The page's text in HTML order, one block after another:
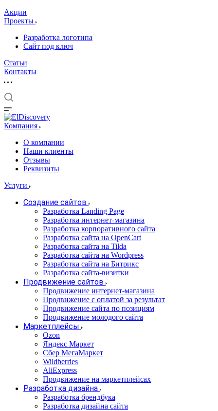
Акции
Проекты
Разработка логотипа
Сайт под ключ
Статьи
Контакты
Компания
О компании
Наши клиенты
Отзывы
Реквизиты
Услуги
Создание сайтов
Разработка Landing Page
Разработка интернет-магазина
Разработка корпоративного сайта
Разработка сайта на OpenCart
Разработка сайта на Tilda
Разработка сайта на Wordpress
Разработка сайта на Битрикс
Разработка сайта-визитки
Продвижение сайтов
Продвижение интернет-магазина
Продвижение с оплатой за результат
Продвижение сайта по позициям
Продвижение молодого сайта
Маркетплейсы
Ozon
Яндекс Маркет
Сбер МегаМаркет
Wildberries
AliExpress
Продвижение на маркетплейсах
Разработка дизайна
Разработка брендбука
Разработка дизайна сайта